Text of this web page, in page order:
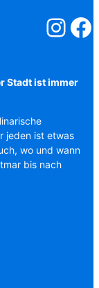
Stadt ist immer
jeden ist etwas
wo und wann
bis nach